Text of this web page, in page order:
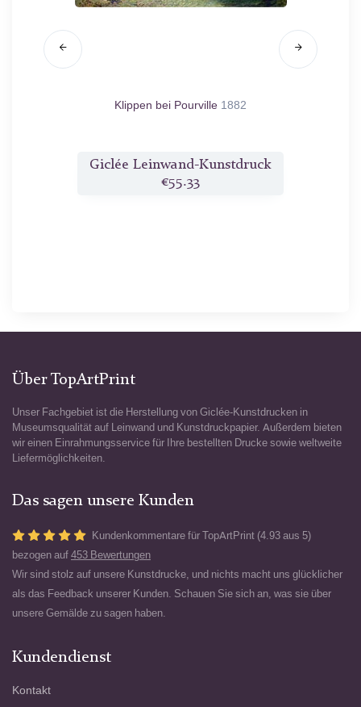
Klippen bei Pourville 1882
Giclée Leinwand-Kunstdruck
€55.33
Über TopArtPrint
Unser Fachgebiet ist die Herstellung von Giclée-Kunstdrucken in
Museumsqualität auf Leinwand und Kunstdruckpapier. Außerdem bieten
wir einen Einrahmungsservice für Ihre bestellten Drucke sowie weltweite
Liefermöglichkeiten.
Das sagen unsere Kunden
Kundenkommentare für TopArtPrint (4.93 aus 5)
bezogen auf 453 Bewertungen
Wir sind stolz auf unsere Kunstdrucke, und nichts macht uns glücklicher
als das Feedback unserer Kunden. Schauen Sie sich an, was sie über
unsere Gemälde zu sagen haben.
Kundendienst
Kontakt